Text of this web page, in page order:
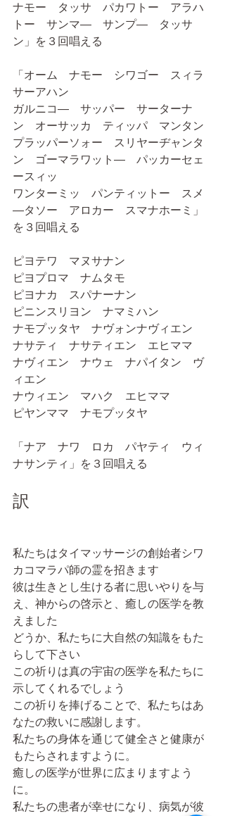
ナモー　タッサ　パカワトー　アラハ
トー　サンマ―　サンプ―　タッサ
ン」を３回唱える
「オーム　ナモー　シワゴー　スィラ
サーアハン
ガルニコ―　サッパー　サーターナ
ン　オーサッカ　ティッパ　マンタン
プラッパーソォー　スリヤーヂャンタ
ン　ゴーマラワット―　パッカーセェ
ースィッ
ワンターミッ　パンティットー　スメ
―タソー　アロカー　スマナホーミ」
を３回唱える
ピヨテワ　マヌサナン
ピヨプロマ　ナムタモ
ピヨナカ　スパナーナン
ピニンスリヨン　ナマミハン
ナモプッタヤ　ナヴォンナヴィエン
ナサティ　ナサティエン　エヒママ
ナヴィエン　ナウェ　ナパイタン　ヴ
ィエン
ナウィエン　マハク　エヒママ
ピヤンママ　ナモプッタヤ
「ナア　ナワ　ロカ　パヤティ　ウィ
ナサンティ」を３回唱える
訳
私たちはタイマッサージの創始者シワ
カコマラパ師の霊を招きます
彼は生きとし生ける者に思いやりを与
え、神からの啓示と、癒しの医学を教
えました
どうか、私たちに大自然の知識をもた
らして下さい
この祈りは真の宇宙の医学を私たちに
示してくれるでしょう
この祈りを捧げることで、私たちはあ
なたの救いに感謝します。
私たちの身体を通じて健全さと健康が
もたらされますように。
癒しの医学が世界に広まりますよう
に。
私たちの患者が幸せになり、病気が彼